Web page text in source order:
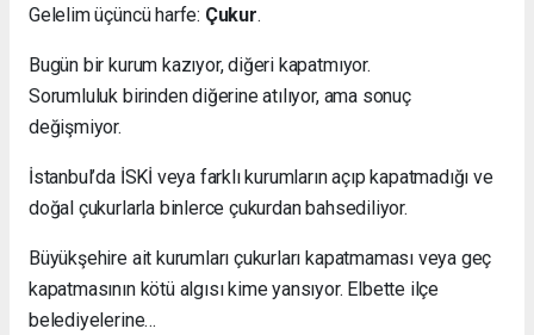
Gelelim üçüncü harfe: Çukur.
Bugün bir kurum kazıyor, diğeri kapatmıyor.
Sorumluluk birinden diğerine atılıyor, ama sonuç
değişmiyor.
İstanbul’da İSKİ veya farklı kurumların açıp kapatmadığı ve
doğal çukurlarla binlerce çukurdan bahsediliyor.
Büyükşehire ait kurumları çukurları kapatmaması veya geç
kapatmasının kötü algısı kime yansıyor. Elbette ilçe
belediyelerine…